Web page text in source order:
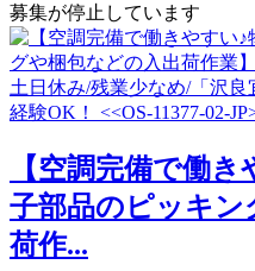
募集が停止しています
【空調完備で働
子部品のピッキン
荷作...